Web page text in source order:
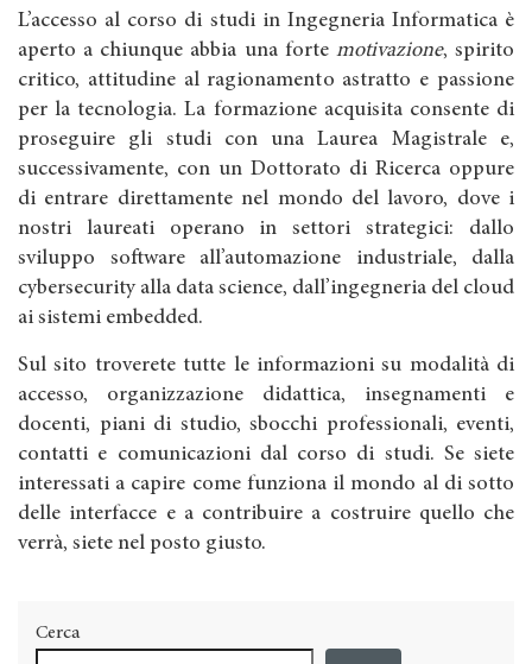
L’accesso al corso di studi in Ingegneria Informatica è
aperto a chiunque abbia una forte motivazione, spirito
critico, attitudine al ragionamento astratto e passione
per la tecnologia. La formazione acquisita consente di
proseguire gli studi con una Laurea Magistrale e,
successivamente, con un Dottorato di Ricerca oppure
di entrare direttamente nel mondo del lavoro, dove i
nostri laureati operano in settori strategici: dallo
sviluppo software all’automazione industriale, dalla
cybersecurity alla data science, dall’ingegneria del cloud
ai sistemi embedded.
Sul sito troverete tutte le informazioni su modalità di
accesso, organizzazione didattica, insegnamenti e
docenti, piani di studio, sbocchi professionali, eventi,
contatti e comunicazioni dal corso di studi. Se siete
interessati a capire come funziona il mondo al di sotto
delle interfacce e a contribuire a costruire quello che
verrà, siete nel posto giusto.
Cerca